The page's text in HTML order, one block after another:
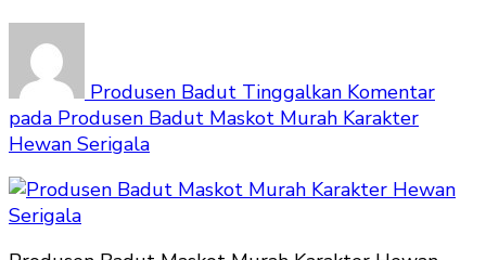
Produsen Badut Tinggalkan Komentar
pada Produsen Badut Maskot Murah Karakter
Hewan Serigala